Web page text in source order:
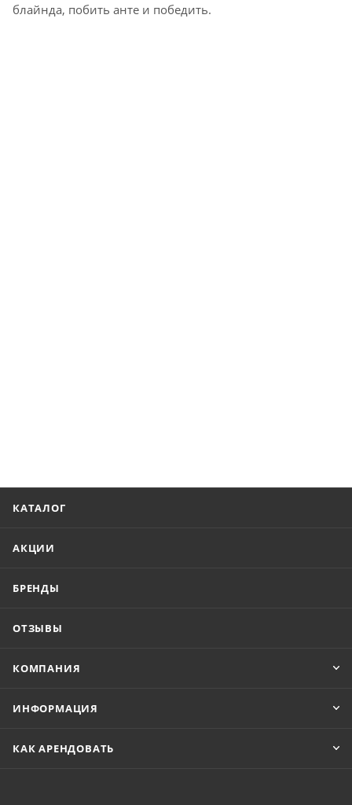
блайнда, побить анте и победить.
КАТАЛОГ
АКЦИИ
БРЕНДЫ
ОТЗЫВЫ
КОМПАНИЯ
ИНФОРМАЦИЯ
КАК АРЕНДОВАТЬ